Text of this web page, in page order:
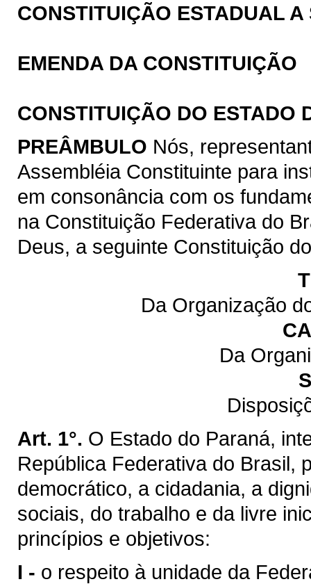
CONSTITUIÇÃO ESTADUAL A
EMENDA DA CONSTITUIÇÃO
CONSTITUIÇÃO DO ESTADO
PREÂMBULO Nós,
Assembléia Constituinte para
em consonância com os
na Constituição Federativa do
Deus, a seguinte Constituição
Da Organização
Da
Art. 1°. O Estado do Paraná,
República Federativa do Brasil,
democrático, a cidadania, a
sociais, do trabalho e da livre
princípios e objetivos:
I - o respeito à unidade da